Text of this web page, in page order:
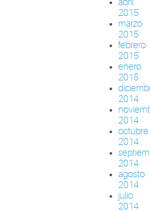
2015
marzo
2015
febrero
2015
enero
2015
2014
2014
octubre
2014
2014
agosto
2014
julio
2014